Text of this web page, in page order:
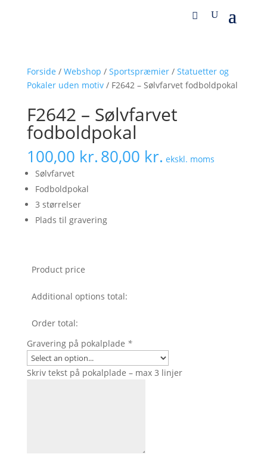
Forside / Webshop / Sportspræmier/ Statuetter og
Pokaler uden motiv/ F2642 – Sølvfarvet fodboldpokal
F2642 – Sølvfarvet
fodboldpokal
100,00 kr.80,00 kr. ekskl. moms
Sølvfarvet
Fodboldpokal
3 størrelser
Plads til gravering
Product price
Additional options total:
Order total:
Gravering på pokalplade *
Skriv tekst på pokalplade – max 3 linjer